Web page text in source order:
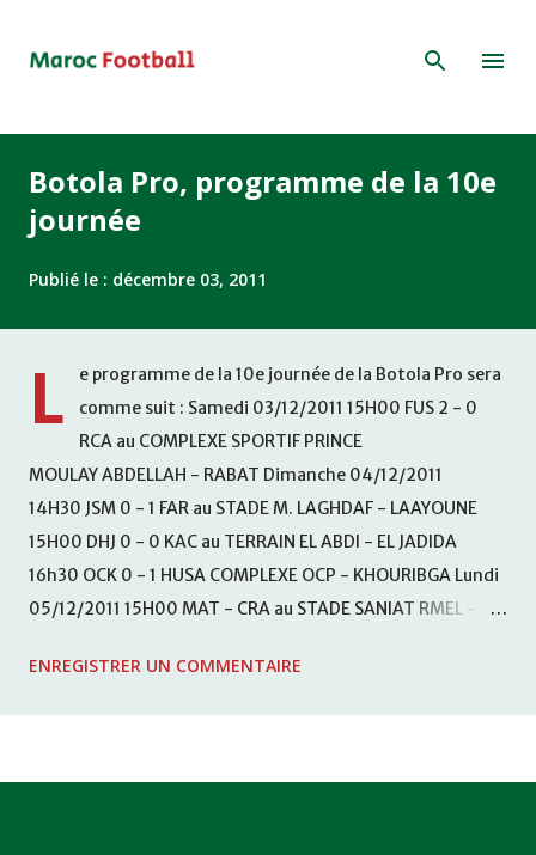
Botola Pro, programme de la 10e
journée
Publié le : décembre 03, 2011
L
e programme de la 10e journée de la Botola Pro sera
comme suit : Samedi 03/12/2011 15H00 FUS 2 - 0
RCA au COMPLEXE SPORTIF PRINCE
MOULAY ABDELLAH - RABAT Dimanche 04/12/2011
14H30 JSM 0 - 1 FAR au STADE M. LAGHDAF - LAAYOUNE
15H00 DHJ 0 - 0 KAC au TERRAIN EL ABDI - EL JADIDA
16h30 OCK 0 - 1 HUSA COMPLEXE OCP - KHOURIBGA Lundi
05/12/2011 15H00 MAT - CRA au STADE SANIAT RMEL -
KHEMISET Mardi 06/12/2011 15H00 WAF - OCS au
ENREGISTRER UN COMMENTAIRE